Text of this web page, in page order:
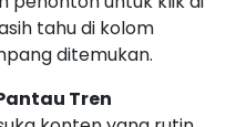
tahu di kolom
ditemukan.
Tren